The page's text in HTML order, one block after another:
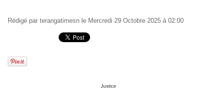
Rédigé par terangatimesn le Mercredi 29 Octobre 2025 à 02:00
Justice